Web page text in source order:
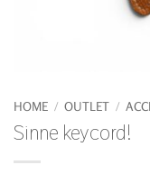
HOME / OUTLET /
Sinne keycord!